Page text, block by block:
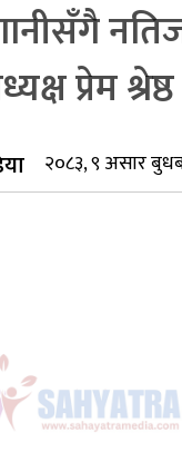
प्रेम श्रेष्ठ
२०८३, ९ असार